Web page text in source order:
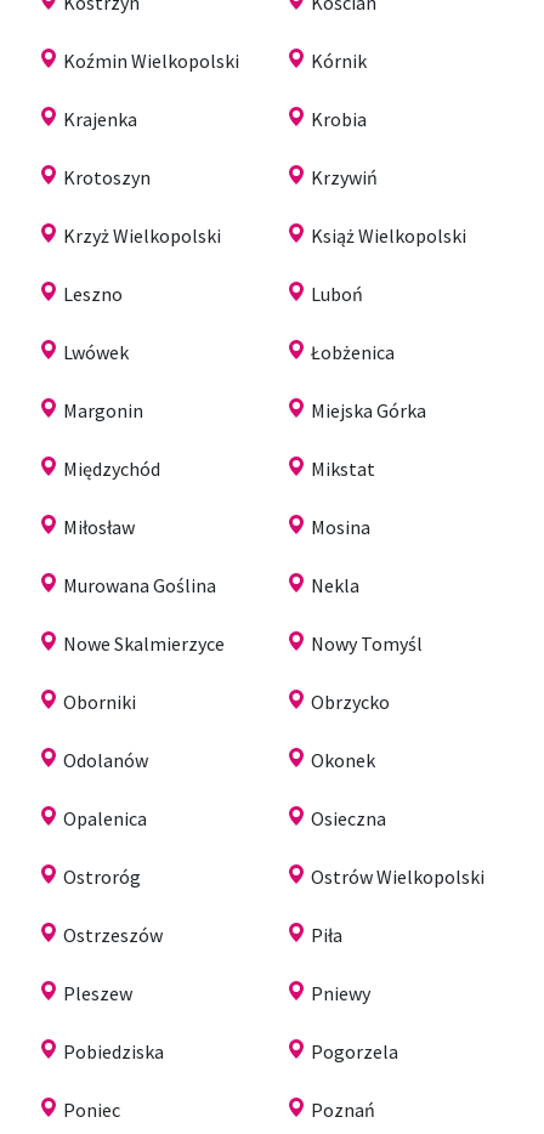
Koźmin Wielkopolski Kórnik
Krajenka Krobia
Krotoszyn Krzywiń
Krzyż Wielkopolski Książ Wielkopolski
Leszno Luboń
Lwówek Łobżenica
Margonin Miejska Górka
Międzychód Mikstat
Miłosław Mosina
Murowana Goślina Nekla
Nowe Skalmierzyce Nowy Tomyśl
Oborniki Obrzycko
Odolanów Okonek
Opalenica Osieczna
Ostroróg Ostrów Wielkopolski
Ostrzeszów Piła
Pleszew Pniewy
Pobiedziska Pogorzela
Poniec Poznań